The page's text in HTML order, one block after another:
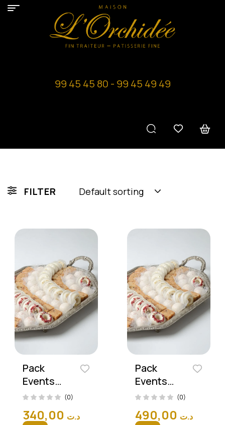
99 45 45 80 - 99 45 49 49
FILTER Default sorting
Pack
Events
Prestige
Pièces)
(0)
د.ت
Pack
Events
Prestige
Pièces)
(0)
د.ت